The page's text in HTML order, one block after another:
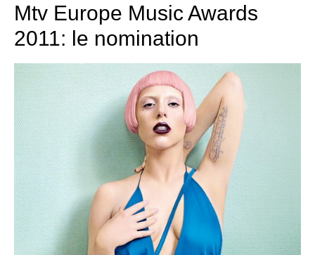
Mtv Europe Music Awards
2011: le nomination